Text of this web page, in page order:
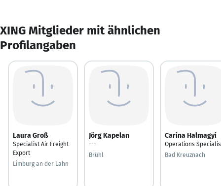
XING Mitglieder mit ähnlichen
Profilangaben
Laura Groß
Specialist Air Freight
Export
Limburg an der Lahn
Jörg Kapelan
---
Brühl
Carina Halmagyi
Operations
Bad Kreuznach